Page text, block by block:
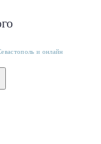
и онлайн